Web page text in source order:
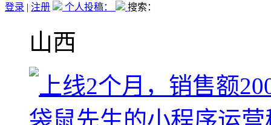
登录 | 注册 个人投稿： 搜索：
山西